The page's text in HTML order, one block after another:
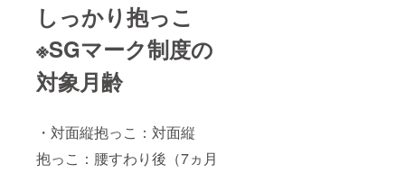
しっかり抱っこ
※SGマーク制度の
対象月齢
・対面縦抱っこ：対面縦
抱っこ：腰すわり後（7ヵ月